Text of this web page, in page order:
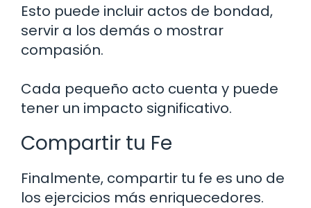
Esto puede incluir actos de bondad,
servir a los demás o mostrar
compasión.
Cada pequeño acto cuenta y puede
tener un impacto significativo.
Compartir tu Fe
Finalmente, compartir tu fe es uno de
los ejercicios más enriquecedores.